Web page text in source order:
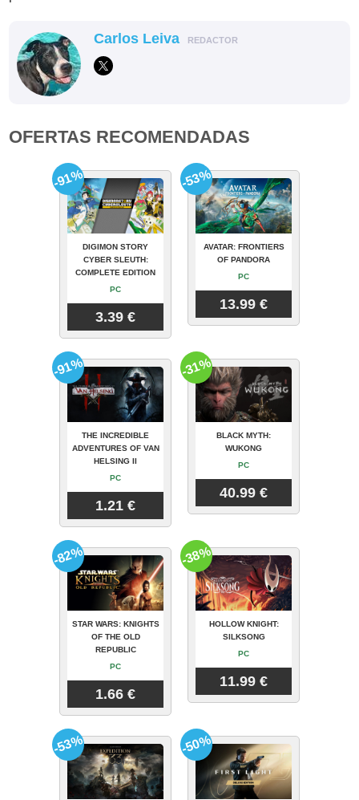
Carlos Leiva REDACTOR
OFERTAS RECOMENDADAS
DIGIMON STORY
CYBER SLEUTH:
COMPLETE EDITION
PC
3.39 €
-91%
AVATAR: FRONTIERS
OF PANDORA
PC
13.99 €
-53%
THE INCREDIBLE
ADVENTURES OF VAN
HELSING II
PC
1.21 €
-91%
BLACK MYTH:
WUKONG
PC
40.99 €
-31%
STAR WARS: KNIGHTS
OF THE OLD
REPUBLIC
PC
1.66 €
-82%
HOLLOW KNIGHT:
SILKSONG
PC
11.99 €
-38%
-53% -50%